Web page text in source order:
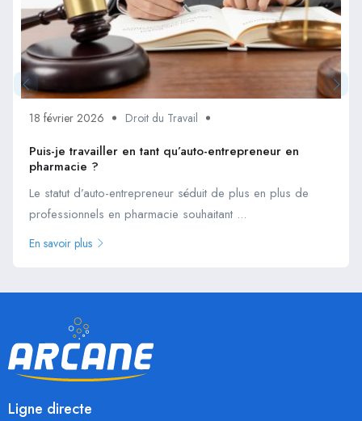
18 février 2026 Droit du Travail
Puis-je travailler en tant qu’auto-entrepreneur en
pharmacie ?
Le statut d’auto-entrepreneur séduit de plus en plus de
professionnels en pharmacie souhaitant ...
En savoir plus
Ligne directe